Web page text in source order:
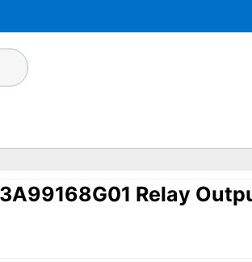
3A99168G01 Relay